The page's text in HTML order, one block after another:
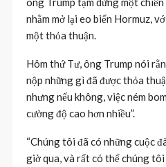
nhằm mở lại eo biển Hormuz,
một thỏa thuận.
Hôm thứ Tư, ông Trump nói
nộp những gì đã được thỏa
nhưng nếu không, việc ném
cường độ cao hơn nhiều”.
“Chúng tôi đã có những cuộc
giờ qua, và rất có thể chúng tôi